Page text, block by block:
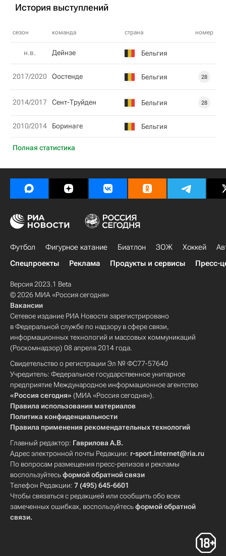
История выступлений
сезон команда страна номер
Полная статистика
н.в. Дейнзе Бельгия
2017/2020 Оостенде Бельгия 28
2014/2017 Сент-Труйден Бельгия 28
2010/2014 Боринаге Бельгия
Футбол Фигурное катание Биатлон ЗОЖ Хоккей
Спецпроекты
Реклама Продукты и сервисы Пресс-
Версия 2023.1 Beta
© 2026 МИА «Россия сегодня»
Вакансии
Сетевое издание РИА Новости зарегистрировано
в Федеральной службе по надзору в сфере связи,
информационных технологий и массовых коммуникаций
(Роскомнадзор) 08 апреля 2014 года.
Свидетельство о регистрации Эл № ФС77-57640
Учредитель: Федеральное государственное унитарное
предприятие Международное информационное агентство
«Россия сегодня» (МИА «Россия сегодня»).
Правила использования материалов
Политика конфиденциальности
Правила применения рекомендательных технологий
Главный редактор: Гаврилова А.В.
Адрес электронной почты Редакции: r-sport.internet@ria.ru
По вопросам размещения пресс-релизов и рекламы
воспользуйтесьформой обратной связи
Телефон Редакции: 7 (495) 645-6601
Чтобы связаться с редакцией или сообщить обо всех
замеченных ошибках, воспользуйтесьформой обратной
связи.